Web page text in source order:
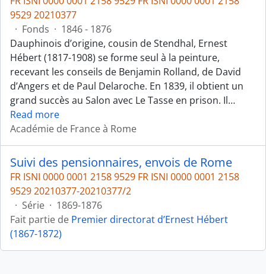
9529 20210377
· Fonds · 1846 - 1876
Dauphinois d’origine, cousin de Stendhal, Ernest
Hébert (1817-1908) se forme seul à la peinture,
recevant les conseils de Benjamin Rolland, de David
d’Angers et de Paul Delaroche. En 1839, il obtient un
grand succès au Salon avec Le Tasse en prison. Il…
Read more
Académie de France à Rome
Suivi des pensionnaires, envois de Rome
FR ISNI 0000 0001 2158 9529 FR ISNI 0000 0001 2158
9529 20210377-20210377/2
· Série · 1869-1876
Fait partie de Premier directorat d’Ernest Hébert
(1867-1872)